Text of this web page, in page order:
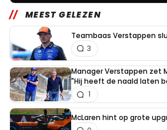
MEEST GELEZEN
Teambaas Verstappen
3
Manager Verstappen zet
"Hij heeft de naald laten
1
McLaren hint op grote